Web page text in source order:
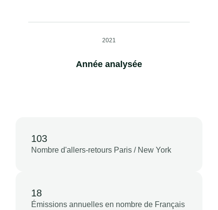
2021
Année analysée
103
Nombre d'allers-retours Paris / New York
18
Émissions annuelles en nombre de Français